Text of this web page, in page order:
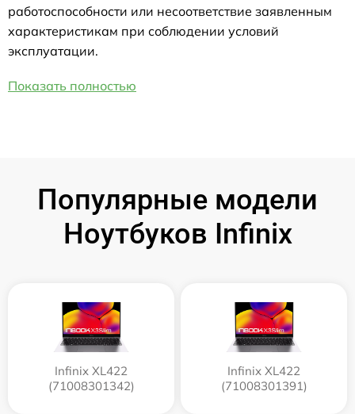
работоспособности или несоответствие заявленным
характеристикам при соблюдении условий
эксплуатации.
Показать полностью
Популярные модели
Ноутбуков Infinix
Infinix XL422
(71008301342)
Infinix XL422
(71008301391)